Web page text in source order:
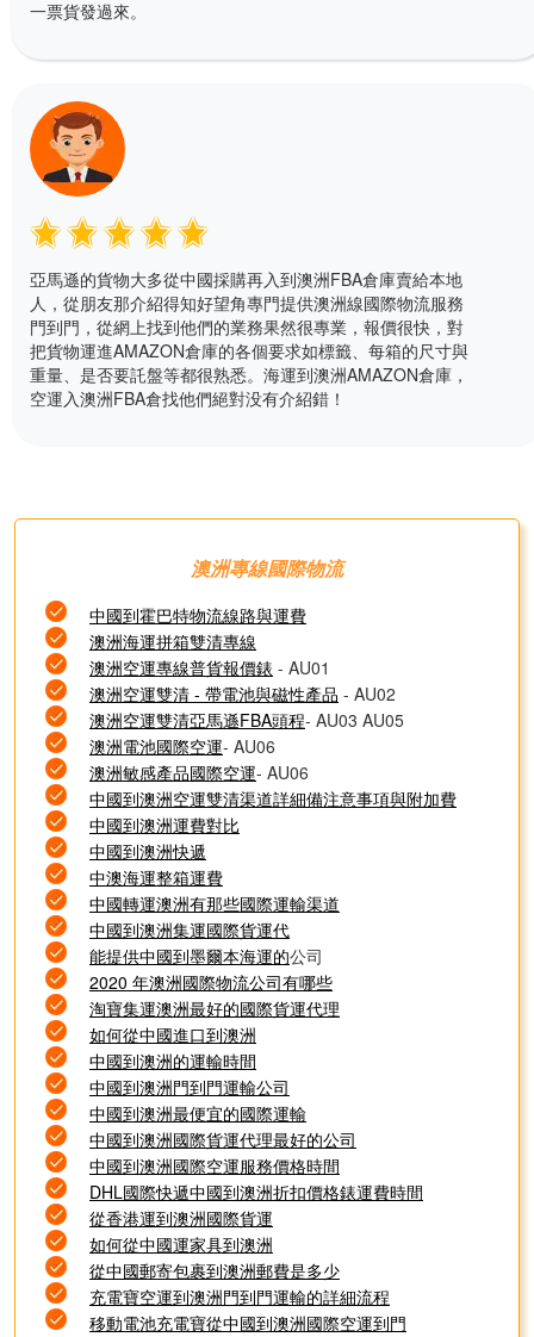
一票貨發過來。
亞馬遜的貨物大多從中國採購再入到澳洲FBA倉庫賣給本地
人，從朋友那介紹得知好望角專門提供澳洲線國際物流服務
門到門，從網上找到他們的業務果然很專業，報價很快，對
把貨物運進AMAZON倉庫的各個要求如標籤、每箱的尺寸與
重量、是否要託盤等都很熟悉。海運到澳洲AMAZON倉庫，
空運入澳洲FBA倉找他們絕對没有介紹錯！
澳洲專線國際物流
中國到霍巴特物流線路與運費
澳洲海運拼箱雙清專線
澳洲空運專線普貨報價錶 - AU01
澳洲空運雙清 - 帶電池與磁性產品 - AU02
澳洲空運雙清亞馬遜FBA頭程- AU03 AU05
澳洲電池國際空運- AU06
澳洲敏感產品國際空運- AU06
中國到澳洲空運雙清渠道詳細備注意事項與附加費
中國到澳洲運費對比
中國到澳洲快遞
中澳海運整箱運費
中國轉運澳洲有那些國際運輸渠道
中國到澳洲集運國際貨運代
能提供中國到墨爾本海運的公司
2020 年澳洲國際物流公司有哪些
淘寶集運澳洲最好的國際貨運代理
如何從中國進口到澳洲
中國到澳洲的運輸時間
中國到澳洲門到門運輸公司
中國到澳洲最便宜的國際運輸
中國到澳洲國際貨運代理最好的公司
中國到澳洲國際空運服務價格時間
DHL國際快遞中國到澳洲折扣價格錶運費時間
從香港運到澳洲國際貨運
如何從中國運家具到澳洲
從中國郵寄包裹到澳洲郵費是多少
充電寶空運到澳洲門到門運輸的詳細流程
移動電池充電寶從中國到澳洲國際空運到門